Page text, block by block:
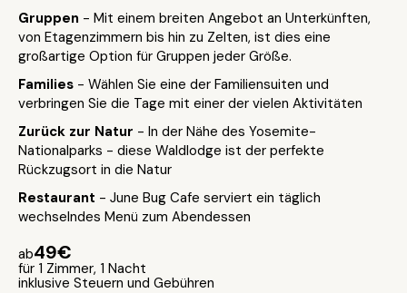
Gruppen - Mit einem breiten Angebot an Unterkünften,
von Etagenzimmern bis hin zu Zelten, ist dies eine
großartige Option für Gruppen jeder Größe.
Families - Wählen Sie eine der Familiensuiten und
verbringen Sie die Tage mit einer der vielen Aktivitäten
Zurück zur Natur - In der Nähe des Yosemite-
Nationalparks - diese Waldlodge ist der perfekte
Rückzugsort in die Natur
Restaurant - June Bug Cafe serviert ein täglich
wechselndes Menü zum Abendessen
ab49€
für 1 Zimmer, 1 Nacht
inklusive Steuern und Gebühren